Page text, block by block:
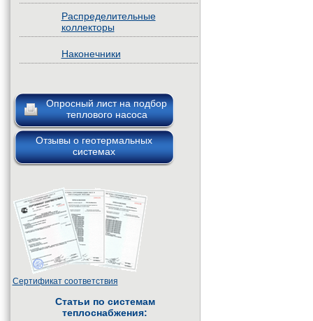
Распределительные
коллекторы
Наконечники
Опросный лист на подбор
теплового насоса
Отзывы о геотермальных
системах
Сертификат соответствия
Статьи по системам
теплоснабжения: